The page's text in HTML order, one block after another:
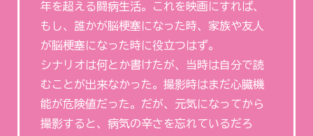
年を超える闘病生活。これを映画にすれば、
もし、誰かが脳梗塞になった時、家族や友人
が脳梗塞になった時に役立つはず。
シナリオは何とか書けたが、当時は自分で読
むことが出来なかった。撮影時はまだ心臓機
能が危険値だった。だが、元気になってから
撮影すると、病気の辛さを忘れているだろ